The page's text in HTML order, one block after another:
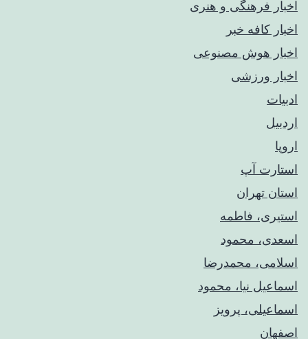
اخبار فرهنگی و هنری
اخبار کافه خبر
اخبار هوش مصنوعی
اخبار ورزشی
ادبیات
اردبیل
اروپا
استارت آپ
استان تهران
استیری، فاطمه
اسعدی، محمود
اسلامی، محمدرضا
اسماعیل نیا، محمود
اسماعیلی، پرویز
اصفهان